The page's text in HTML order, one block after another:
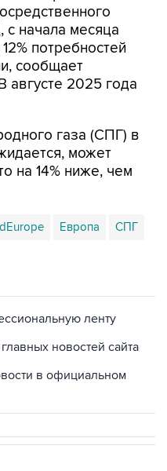
потребностей
сообщает
2025 года
газа (СПГ) в
на 14% ниже, чем
новостей сайта
в официальном